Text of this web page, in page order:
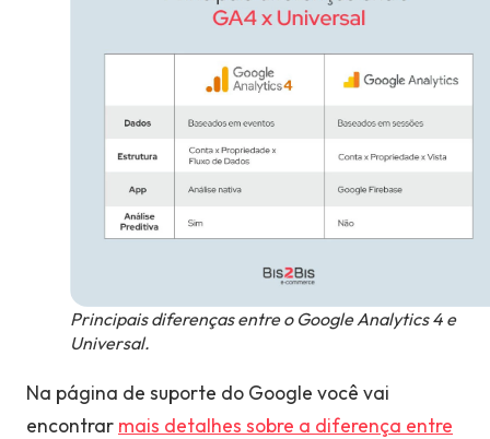
Principais diferenças entre o Google Analytics 4 e
Universal.
Na página de suporte do Google você vai
encontrar mais detalhes sobre a diferença entre